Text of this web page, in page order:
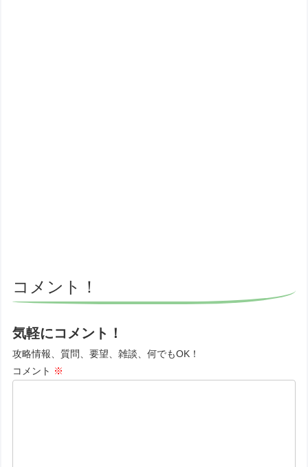
コメント！
気軽にコメント！
攻略情報、質問、要望、雑談、何でもOK！
コメント ※